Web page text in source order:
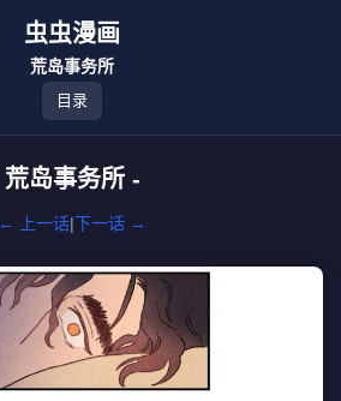
虫虫漫画
荒岛事务所
目录
荒岛事务所 -
← 上一话|下一话 →